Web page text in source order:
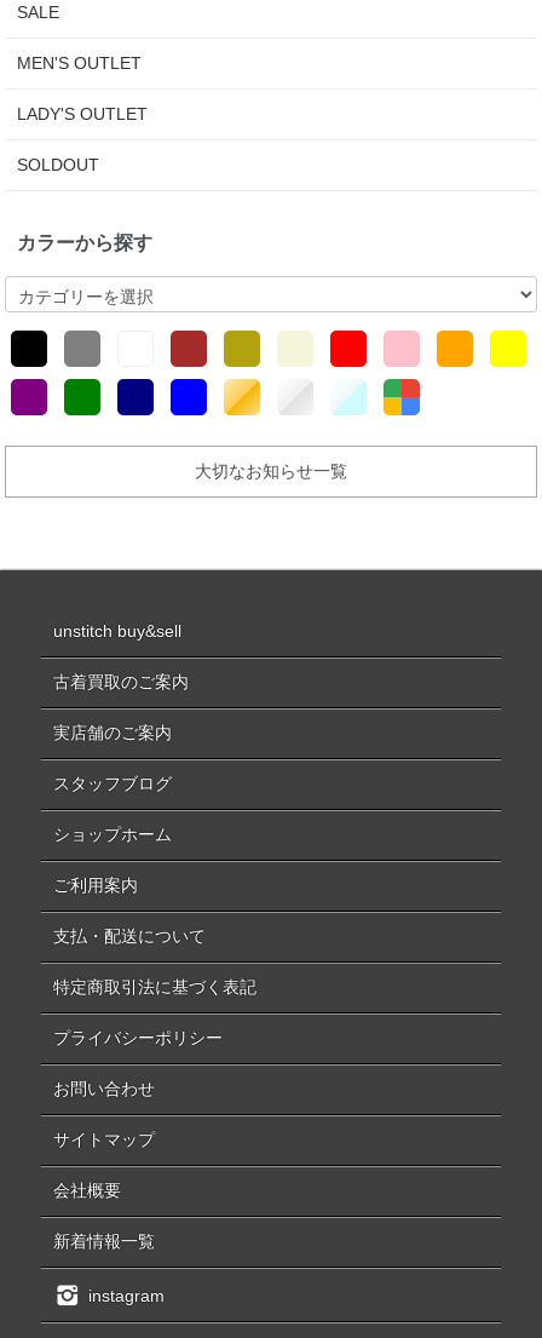
SALE
MEN'S OUTLET
LADY'S OUTLET
SOLDOUT
カラーから探す
大切なお知らせ一覧
unstitch buy&sell
古着買取のご案内
実店舗のご案内
スタッフブログ
ショップホーム
ご利用案内
支払・配送について
特定商取引法に基づく表記
プライバシーポリシー
お問い合わせ
サイトマップ
会社概要
新着情報一覧
instagram